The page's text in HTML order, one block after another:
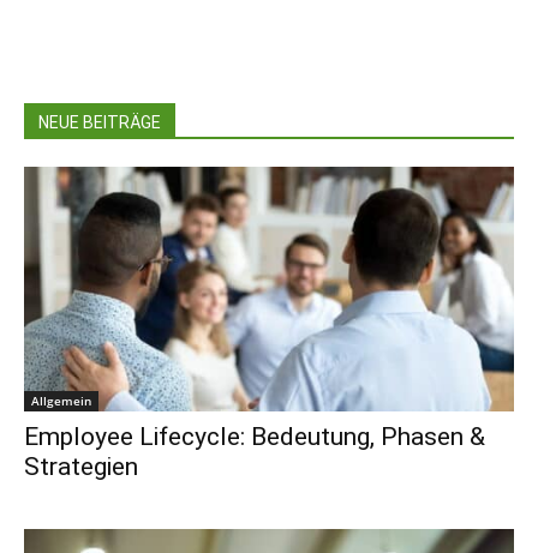
NEUE BEITRÄGE
Allgemein
Employee Lifecycle: Bedeutung, Phasen &
Strategien